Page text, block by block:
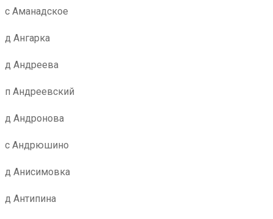
с Аманадское
д Ангарка
д Андреева
п Андреевский
д Андронова
с Андрюшино
д Анисимовка
д Антипина